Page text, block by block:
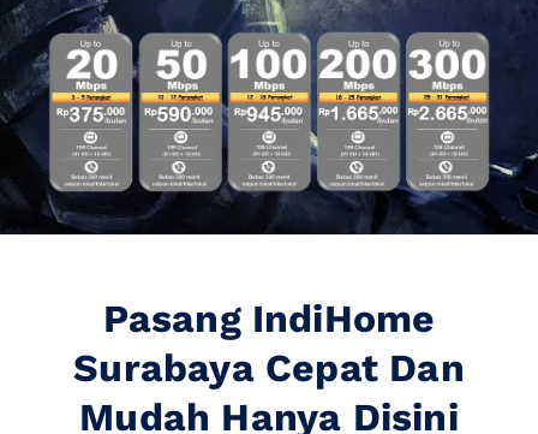
Pasang IndiHome
Surabaya Cepat Dan
Mudah Hanya Disini